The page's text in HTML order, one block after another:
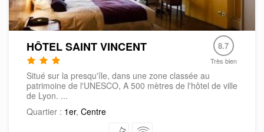
HÔTEL SAINT VINCENT 8.7
Très bien
Situé sur la presqu'île, dans une zone classée au
patrimoine de l'UNESCO, A 500 mètres de l'hôtel de ville
de Lyon. ...
Quartier : 1er, Centre